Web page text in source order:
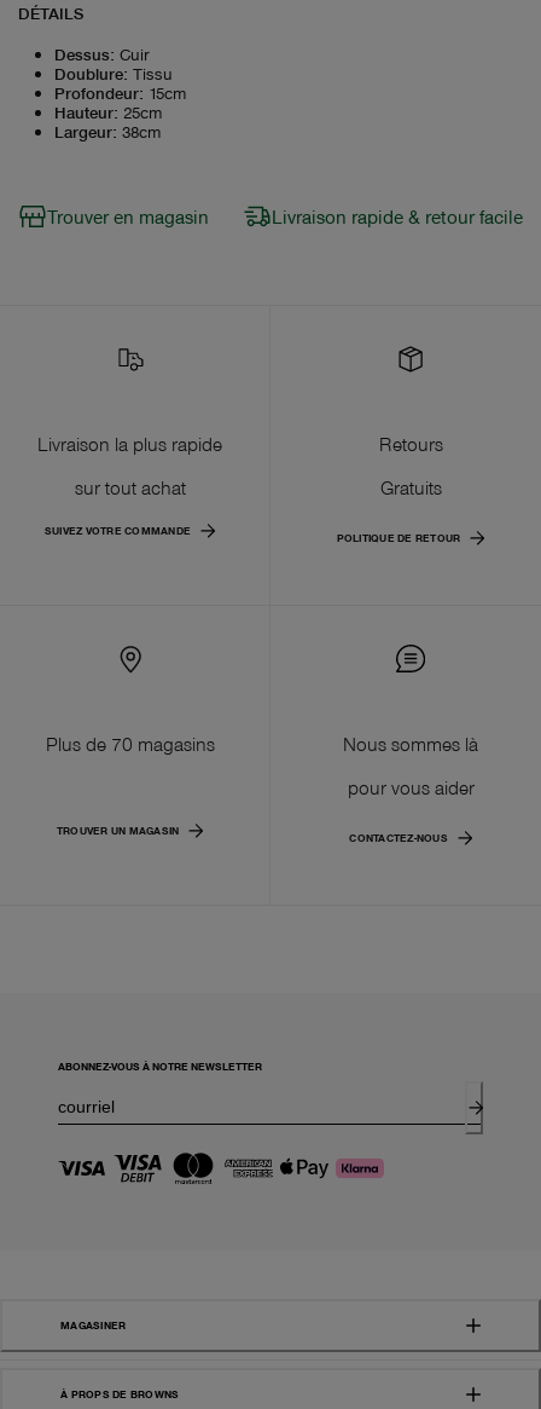
DÉTAILS
Dessus: Cuir
Doublure: Tissu
Profondeur: 15cm
Hauteur: 25cm
Largeur: 38cm
Trouver en magasin Livraison rapide & retour facile
Livraison la plus rapide
sur tout achat
SUIVEZ VOTRE COMMANDE
Retours
Gratuits
POLITIQUE DE RETOUR
Plus de 70 magasins
TROUVER UN MAGASIN
Nous sommes là
pour vous aider
CONTACTEZ-NOUS
ABONNEZ-VOUS À NOTRE NEWSLETTER
MAGASINER
À PROPS DE BROWNS